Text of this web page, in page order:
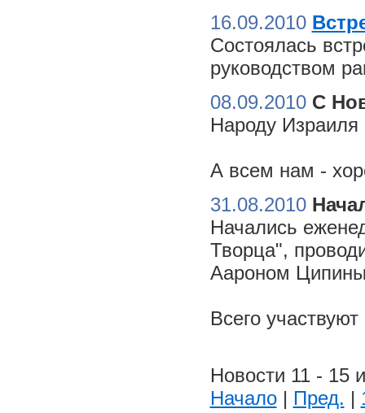
16.09.2010
Состоялась
руководством
08.09.2010 С
Народу Израиля
А всем нам -
31.08.2010
Начались
Творца",
Аароном
Всего
Новости 11 - 15
Начало| Пред. |